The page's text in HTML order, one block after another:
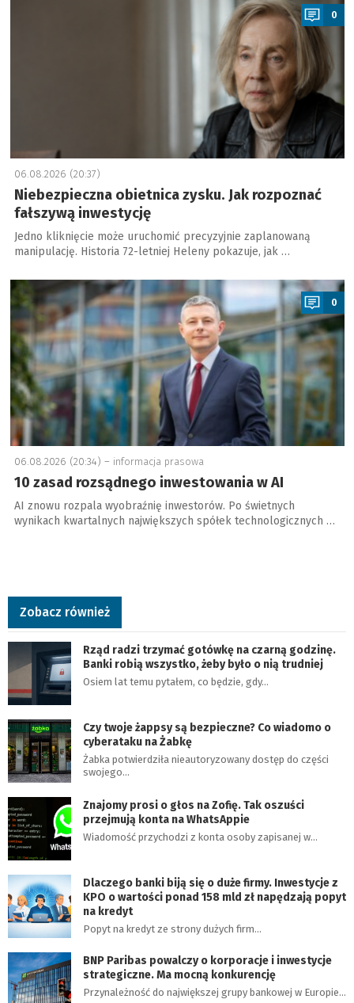
0
06.08.2026 (20:37)
Niebezpieczna obietnica zysku. Jak rozpoznać
fałszywą inwestycję
Jedno kliknięcie może uruchomić precyzyjnie zaplanowaną
manipulację. Historia 72-letniej Heleny pokazuje, jak …
a
0
06.08.2026 (20:34) – informacja prasowa
10 zasad rozsądnego inwestowania w AI
AI znowu rozpala wyobraźnię inwestorów. Po świetnych
wynikach kwartalnych największych spółek technologicznych …
Zobacz również
Rząd radzi trzymać gotówkę na czarną godzinę.
Banki robią wszystko, żeby było o nią trudniej
Osiem lat temu pytałem, co będzie, gdy…
Czy twoje żappsy są bezpieczne? Co wiadomo o
cyberataku na Żabkę
Żabka potwierdziła nieautoryzowany dostęp do części
swojego…
Znajomy prosi o głos na Zofię. Tak oszuści
przejmują konta na WhatsAppie
Wiadomość przychodzi z konta osoby zapisanej w…
Dlaczego banki biją się o duże firmy. Inwestycje z
KPO o wartości ponad 158 mld zł napędzają popyt
na kredyt
Popyt na kredyt ze strony dużych firm…
BNP Paribas powalczy o korporacje i inwestycje
strategiczne. Ma mocną konkurencję
Przynależność do największej grupy bankowej w Europie…